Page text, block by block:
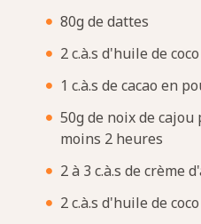
80g de dattes
2 c.à.s d'huile de
1 c.à.s de cacao en
50g de noix de
moins 2 heures
2 à 3 c.à.s de crème
2 c.à.s d'huile de